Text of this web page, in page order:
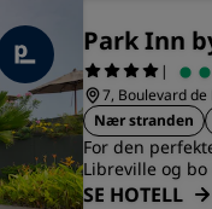
Park Inn
|
7, Boulevard de
Nær stranden
For den
Libreville og
SE HOTELL